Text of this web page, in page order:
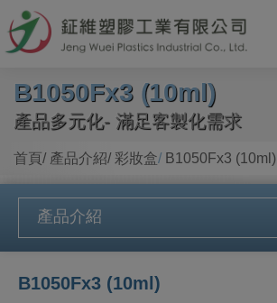
B1050Fx3 (10ml)
產品多元化- 滿足客製化需求
首頁 產品介紹 彩妝盒 B1050Fx3 (10ml)
產品介紹
B1050Fx3 (10ml)
Cookie管理面板